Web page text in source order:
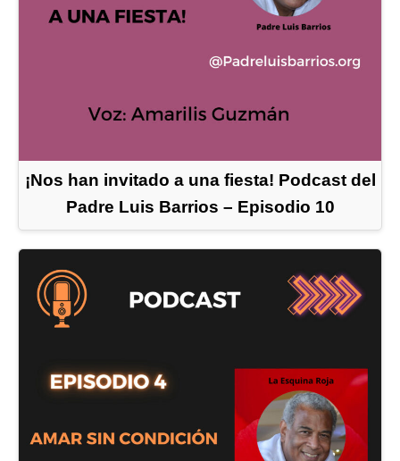
¡Nos han invitado a una fiesta! Podcast del
Padre Luis Barrios – Episodio 10